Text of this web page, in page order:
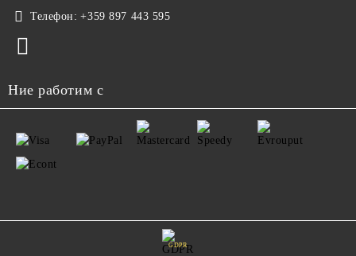
Телефон: +359 897 443 595
Ние работим с
GDPR